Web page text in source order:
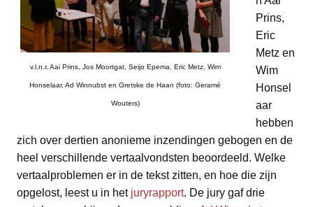
v.l.n.r. Aai Prins, Jos Moortgat, Seijo Epema, Eric Metz, Wim
Honselaar, Ad Winnubst en Gretske de Haan (foto: Geramé
Wouters)
Prins,
Eric
Metz en
Wim
Honsel
aar
hebben
zich over dertien anonieme inzendingen gebogen en de
heel verschillende vertaalvondsten beoordeeld. Welke
vertaalproblemen er in de tekst zitten, en hoe die zijn
opgelost, leest u in het juryrapport. De jury gaf drie